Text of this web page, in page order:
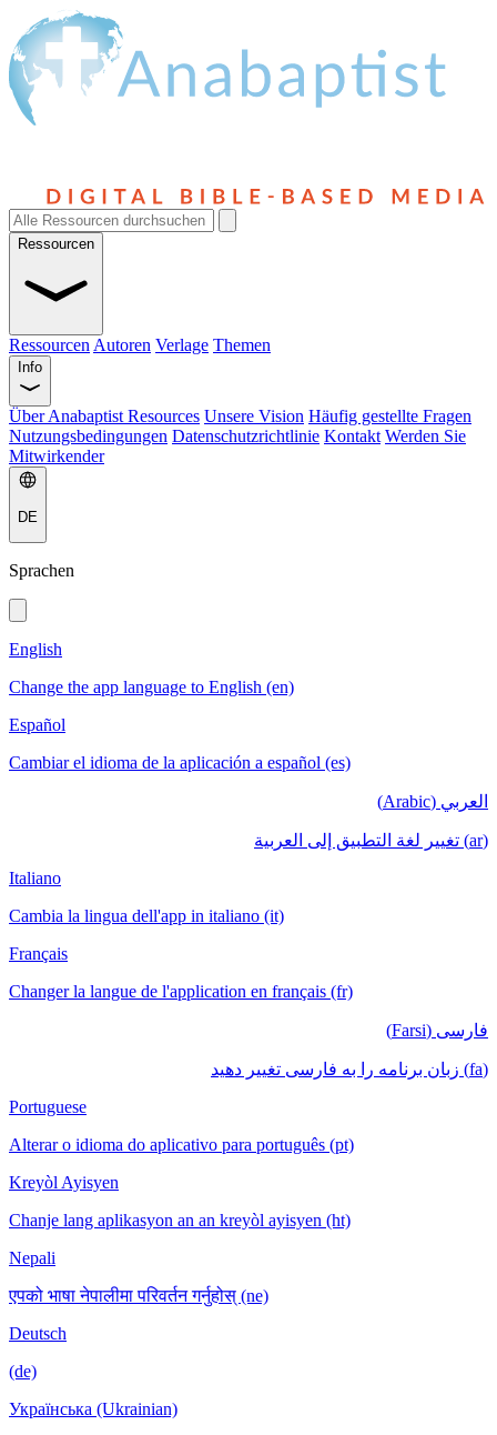
Ressourcen
Ressourcen Autoren Verlage Themen
Info
Über Anabaptist Resources Unsere Vision Häufig gestellte Fragen
Nutzungsbedingungen Datenschutzrichtlinie Kontakt Werden Sie
Mitwirkender
DE
Sprachen
English
Change the app language to English (en)
Español
Cambiar el idioma de la aplicación a español (es)
العربي (Arabic)
(ar) تغيير لغة التطبيق إلى العربية
Italiano
Cambia la lingua dell'app in italiano (it)
Français
Changer la langue de l'application en français (fr)
فارسی (Farsi)
(fa) زبان برنامه را به فارسی تغییر دهید
Portuguese
Alterar o idioma do aplicativo para português (pt)
Kreyòl Ayisyen
Chanje lang aplikasyon an an kreyòl ayisyen (ht)
Nepali
एपको भाषा नेपालीमा परिवर्तन गर्नुहोस् (ne)
Deutsch
(de)
Українська (Ukrainian)